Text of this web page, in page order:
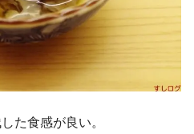
た食感が良い。